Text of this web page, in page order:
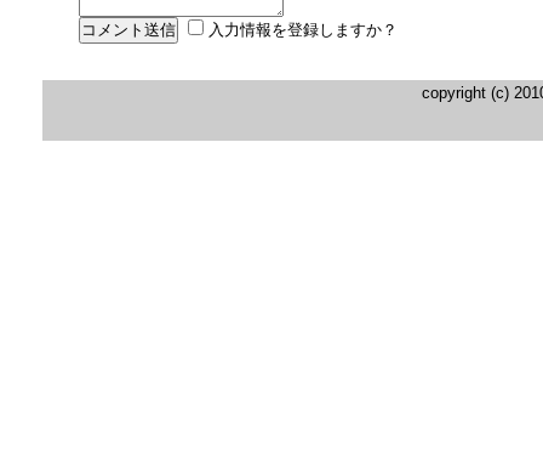
入力情報を登録しますか？
copyright (c)